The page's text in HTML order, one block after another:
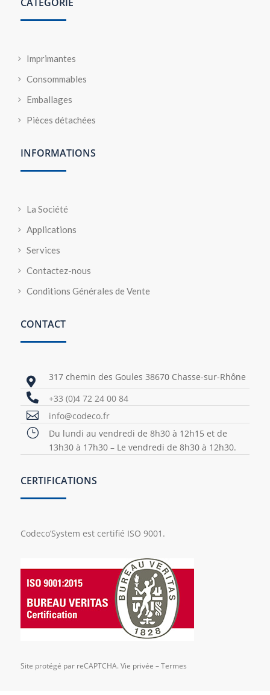
CATÉGORIE
Imprimantes
Consommables
Emballages
Pièces détachées
INFORMATIONS
La Société
Applications
Services
Contactez-nous
Conditions Générales de Vente
CONTACT
 317 chemin des Goules 38670 Chasse-sur-Rhône
 +33 (0)4 72 24 00 84
 info@codeco.fr
}
Du lundi au vendredi de 8h30 à 12h15 et de
13h30 à 17h30 – Le vendredi de 8h30 à 12h30.
CERTIFICATIONS
Codeco’System est certifié ISO 9001.
Site protégé par reCAPTCHA. Vie privée –Termes